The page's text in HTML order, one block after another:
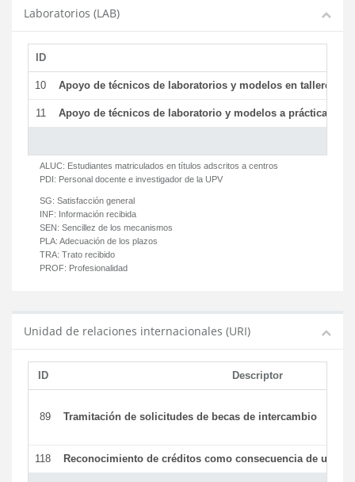
Laboratorios (LAB)
ID
10 Apoyo de técnicos de laboratorios y modelos en talleres/
11 Apoyo de técnicos de laboratorio y modelos a prácticas y
ALUC: Estudiantes matriculados en títulos adscritos a centros
PDI: Personal docente e investigador de la UPV
SG: Satisfacción general
INF: Información recibida
SEN: Sencillez de los mecanismos
PLA: Adecuación de los plazos
TRA: Trato recibido
PROF: Profesionalidad
Unidad de relaciones internacionales (URI)
ID Descriptor
89 Tramitación de solicitudes de becas de intercambio
118 Reconocimiento de créditos como consecuencia de un